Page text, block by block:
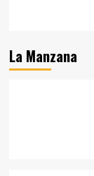
La Manzana